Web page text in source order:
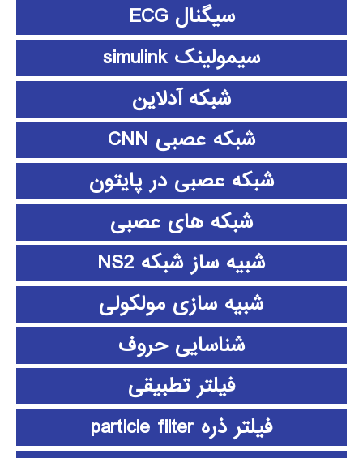
سیگنال ECG
سیمولینک simulink
شبکه آدلاین
شبکه عصبی CNN
شبکه عصبی در پایتون
شبکه های عصبی
شبیه ساز شبکه NS2
شبیه سازی مولکولی
شناسایی حروف
فیلتر تطبیقی
فیلتر ذره particle filter